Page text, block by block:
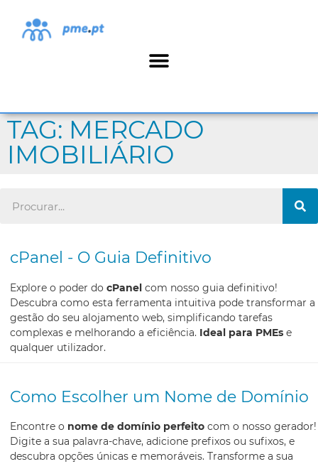
TAG: MERCADO
IMOBILIÁRIO
cPanel - O Guia Definitivo
Explore o poder do cPanel com nosso guia definitivo!
Descubra como esta ferramenta intuitiva pode transformar a
gestão do seu alojamento web, simplificando tarefas
complexas e melhorando a eficiência. Ideal para PMEs e
qualquer utilizador.
Como Escolher um Nome de Domínio
Encontre o nome de domínio perfeito com o nosso gerador!
Digite a sua palavra-chave, adicione prefixos ou sufixos, e
descubra opções únicas e memoráveis. Transforme a sua